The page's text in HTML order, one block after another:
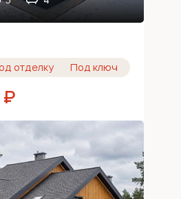
отделку Под ключ
₽